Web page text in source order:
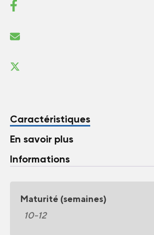
Caractéristiques
En savoir plus
Informations
Maturité (semaines)
10-12